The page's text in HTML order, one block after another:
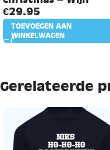
€29.95
TOEVOEGEN AAN
WINKELWAGEN
Gerelateerde